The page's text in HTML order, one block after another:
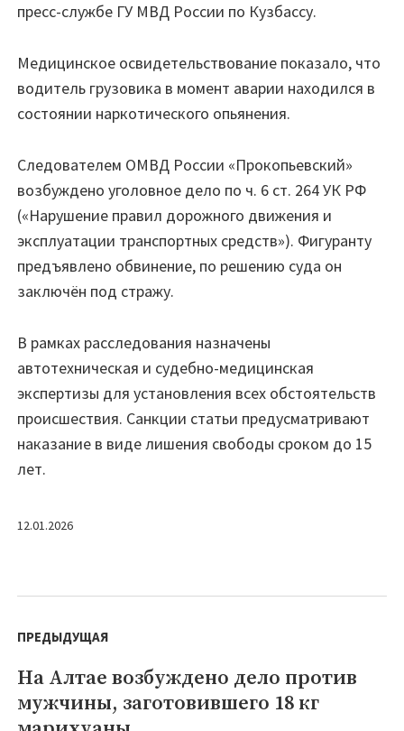
12.01.2026
пресс-службе ГУ МВД России по Кузбассу.
Медицинское освидетельствование показало, что
водитель грузовика в момент аварии находился в
состоянии наркотического опьянения.
Следователем ОМВД России «Прокопьевский»
возбуждено уголовное дело по ч. 6 ст. 264 УК РФ
(«Нарушение правил дорожного движения и
эксплуатации транспортных средств»). Фигуранту
предъявлено обвинение, по решению суда он
заключён под стражу.
В рамках расследования назначены
автотехническая и судебно-медицинская
экспертизы для установления всех обстоятельств
происшествия. Санкции статьи предусматривают
наказание в виде лишения свободы сроком до 15
лет.
по
записям
ПРЕДЫДУЩАЯ
Предыдущая
запись:
На Алтае возбуждено дело против
мужчины, заготовившего 18 кг